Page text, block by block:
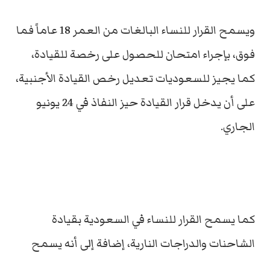
ويسمح القرار للنساء البالغات من العمر 18 عاماً فما
فوق، بإجراء امتحان للحصول على رخصة للقيادة،
كما يجيز للسعوديات تعديل رخص القيادة الأجنبية،
على أن يدخل قرار القيادة حيز النفاذ في 24 يونيو
الجاري.
كما يسمح القرار للنساء في السعودية بقيادة
الشاحنات والدراجات النارية، إضافة إلى أنه يسمح